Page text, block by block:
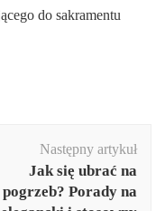
do sakramentu
Następny artykuł
Jak się ubrać na
pogrzeb? Porady na